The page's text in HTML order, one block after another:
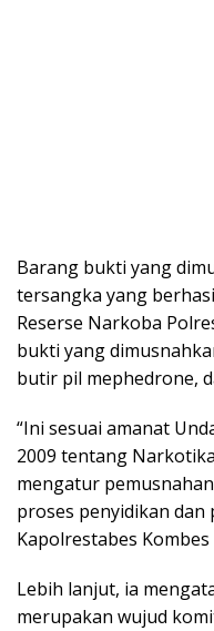
Barang bukti yang
tersangka yang
Reserse Narkoba
bukti yang
butir pil mephedrone,
“Ini sesuai amanat
2009 tentang
mengatur
proses penyidikan dan
Kapolrestabes Kombes
Lebih lanjut, ia
merupakan wujud